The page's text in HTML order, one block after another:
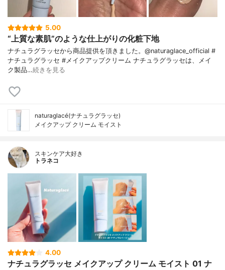
5.00
“上質な素肌”のような仕上がりの化粧下地
ナチュラグラッセから商品提供を頂きました。@naturaglace_official #
ナチュラグラッセ #メイクアップクリーム ナチュラグラッセは、メイ
ク製品…続きを見る
naturaglacé(ナチュラグラッセ)
メイクアップ クリーム モイスト
スキンケア大好き
トラネコ
4.00
ナチュラグラッセ メイクアップ クリーム モイスト 01 ナ